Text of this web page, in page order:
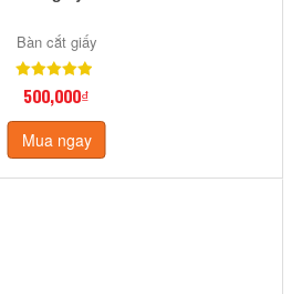
Bàn cắt giấy
500,000₫
Mua ngay